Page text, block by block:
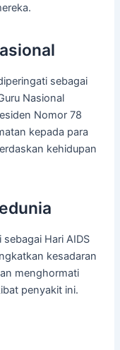
sebagai
Nasional
Nomor 78
kepada para
kehidupan
Hari AIDS
kesadaran
menghormati
penyakit ini.